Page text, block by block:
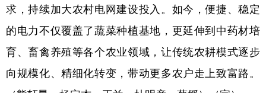
求，持续加大农村电网建设投入。如今，便捷、稳定
的电力不仅覆盖了蔬菜种植基地，更延伸到中药材培
育、畜禽养殖等各个农业领域，让传统农耕模式逐步
向规模化、精细化转变，带动更多农户走上致富路。